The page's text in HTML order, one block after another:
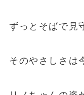
ずっとそばで見
そのやさしさは